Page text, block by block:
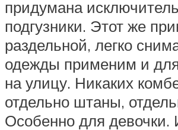
придумана
подгузники. Этот же
раздельной, легко
одежды применим и для
на улицу. Никаких
отдельно штаны,
Особенно для